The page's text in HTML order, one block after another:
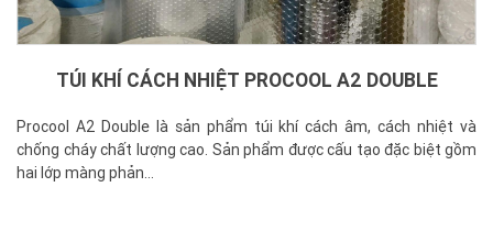
TÚI KHÍ CÁCH NHIỆT PROCOOL A2 DOUBLE
Procool A2 Double là sản phẩm túi khí cách âm, cách nhiệt và
chống cháy chất lượng cao. Sản phẩm được cấu tạo đặc biệt gồm
hai lớp màng phản...